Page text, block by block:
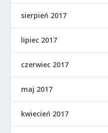
sierpień 2017
lipiec 2017
czerwiec 2017
maj 2017
kwiecień 2017